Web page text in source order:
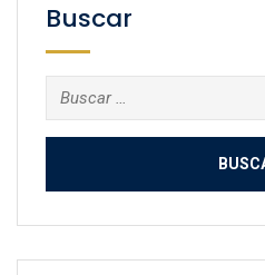
Buscar
Buscar: